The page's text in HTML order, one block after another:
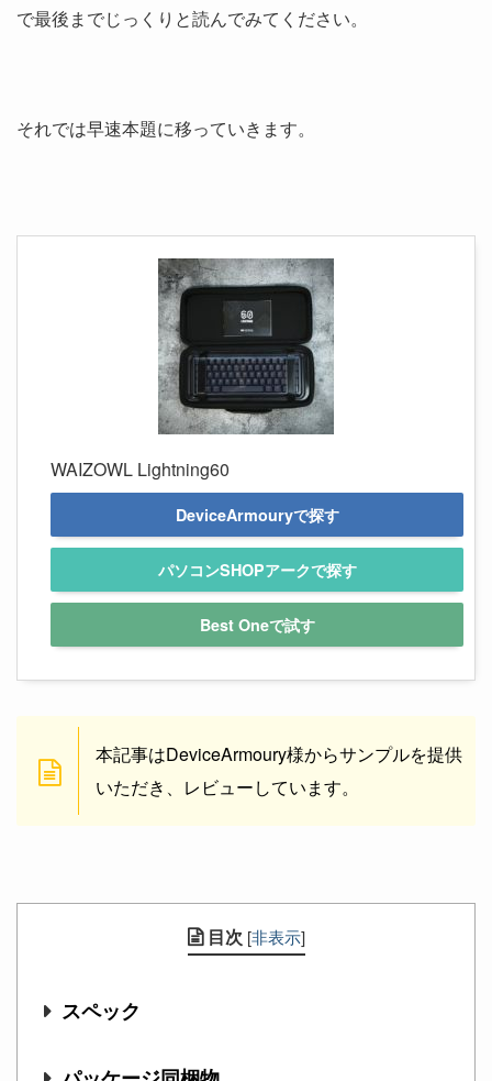
で最後までじっくりと読んでみてください。
それでは早速本題に移っていきます。
WAIZOWL Lightning60
DeviceArmouryで探す
パソコンSHOPアークで探す
Best Oneで試す
本記事はDeviceArmoury様からサンプルを提供
いただき、レビューしています。
目次 [非表示]
スペック